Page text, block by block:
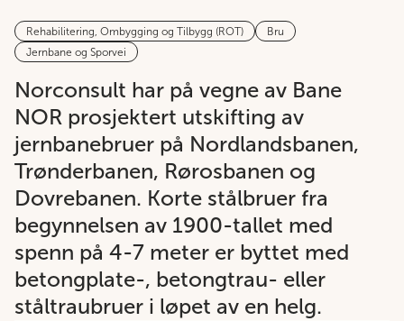
Rehabilitering, Ombygging og Tilbygg (ROT)
Bru
Jernbane og Sporvei
Norconsult har på vegne av Bane
NOR prosjektert utskifting av
jernbanebruer på Nordlandsbanen,
Trønderbanen, Rørosbanen og
Dovrebanen. Korte stålbruer fra
begynnelsen av 1900-tallet med
spenn på 4-7 meter er byttet med
betongplate-, betongtrau- eller
ståltraubruer i løpet av en helg.